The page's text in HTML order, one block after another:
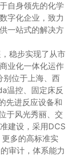
自身领先的化学
字化企业，致力
一站式的解决方
稳步实现了从市
业化一体化运作
别位于上海、西
温控、固定床反
先进反应设备和
于风光秀丽、交
建设，采用DCS
多的高标准实
审计，体系能力